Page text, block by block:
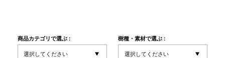
商品カテゴリで選ぶ : 樹種・素材で選ぶ :